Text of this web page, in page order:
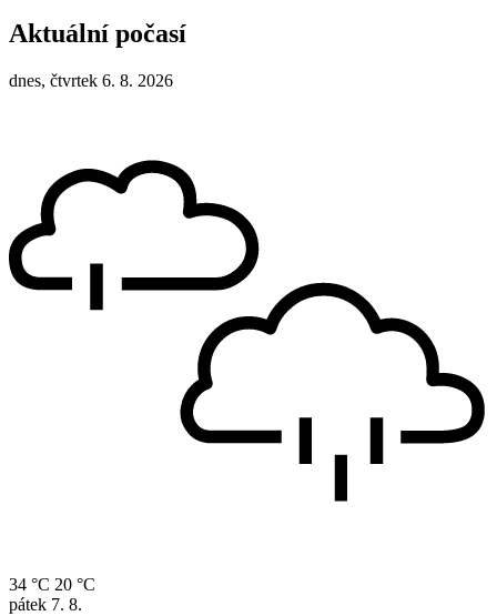
Aktuální počasí
dnes, čtvrtek 6. 8. 2026
34 °C 20 °C
pátek 7. 8.